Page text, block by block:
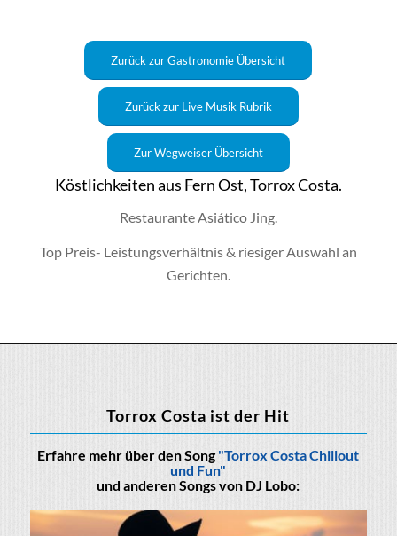
Zurück zur Gastronomie Übersicht
Zurück zur Live Musik Rubrik
Zur Wegweiser Übersicht
Köstlichkeiten aus Fern Ost, Torrox Costa.
Restaurante Asiático Jing.
Top Preis- Leistungsverhältnis & riesiger Auswahl an
Gerichten.
Torrox Costa ist der Hit
Erfahre mehr über den Song"Torrox Costa Chillout
und Fun"
und anderen Songs von DJ Lobo: